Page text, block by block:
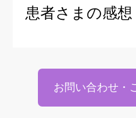
患者さまの感想
お問い合わせ・